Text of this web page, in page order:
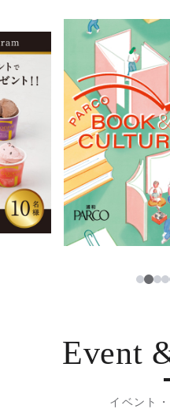
レストラン・カフェ
TAX FREE
PARCOメンバーズ
JP
ภาษาไทย
123
Event
イベント